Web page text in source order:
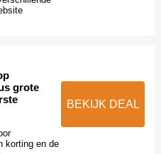
grote
korting en de
BEKIJK DEAL